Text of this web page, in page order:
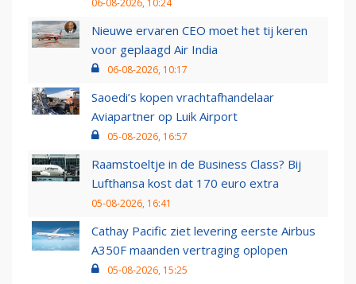
Nieuwe ervaren CEO moet het tij keren
voor geplaagd Air India
06-08-2026, 10:17
Saoedi’s kopen vrachtafhandelaar
Aviapartner op Luik Airport
05-08-2026, 16:57
Raamstoeltje in de Business Class? Bij
Lufthansa kost dat 170 euro extra
05-08-2026, 16:41
Cathay Pacific ziet levering eerste Airbus
A350F maanden vertraging oplopen
05-08-2026, 15:25